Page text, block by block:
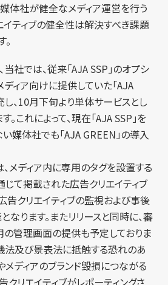
体社が健全なメディア運営を行う
イティブの健全性は解決すべき課題
社では、従来「AJA SSP」のオプシ
ディア向けに提供していた「AJA
、10月下旬より単体サービスとし
これによって、現在「AJA SSP」を
媒体社でも「AJA GREEN」の導入
メディア内に専用のタグを設置する
通じて掲載された広告クリエイティブ
告クリエイティブの監視および事後
なります。またリリースと同時に、審
管理画面の提供も予定しておりま
法及び景表法に抵触する恐れのあ
メディアのブランド毀損につながる
クリエイティブがレポーティングさ